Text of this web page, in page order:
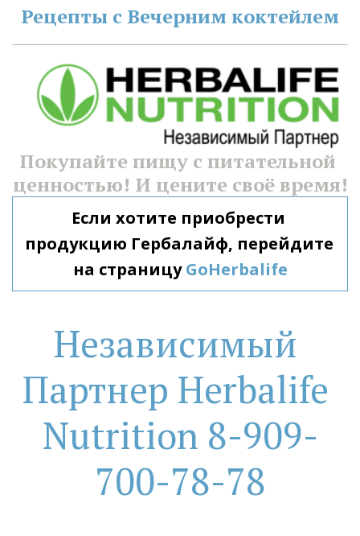
Рецепты с Вечерним коктейлем
Покупайте пищу с питательной
ценностью! И цените своё время!
Если хотите приобрести
продукцию Гербалайф, перейдите
на страницу GoHerbalife
Независимый
Партнер Herbalife
Nutrition 8-909-
700-78-78